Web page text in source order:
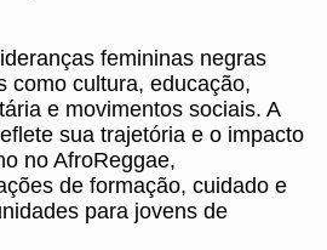
femininas negras
como cultura, educação,
e movimentos sociais. A
sua trajetória e o impacto
no AfroReggae,
de formação, cuidado e
para jovens de